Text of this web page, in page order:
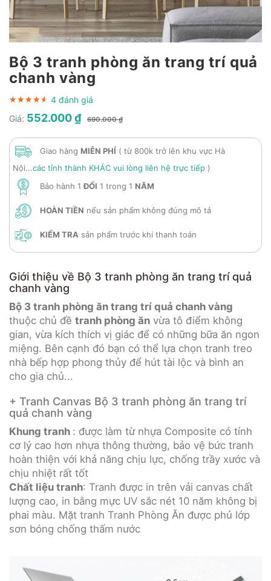
Bộ 3 tranh phòng ăn trang trí quả
chanh vàng
★★★★★
★★★★★
★★★★★ 4 đánh giá
Giá: 552.000 ₫ 690.000 ₫
Giao hàng MIỄN PHÍ ( từ 800k trở lên khu vực Hà
Nội...các tỉnh thành KHÁC vui lòng liên hệ trực tiếp )
Bảo hành 1ĐỔI 1 trong 1 NĂM
HOÀN TIỀN nếu sản phẩm không đúng mô tả
KIỂM TRA sản phẩm trước khi thanh toán
Giới thiệu về Bộ 3 tranh phòng ăn trang trí quả
chanh vàng
Bộ 3 tranh phòng ăn trang trí quả chanh vàng
thuộc chủ đề tranh phòng ăn vừa tô điểm không
gian, vừa kích thích vị giác để có những bữa ăn ngon
miệng. Bên cạnh đó bạn có thể lựa chọn tranh treo
nhà bếp hợp phong thủy để hút tài lộc và bình an
cho gia chủ...
+ Tranh Canvas Bộ 3 tranh phòng ăn trang trí
quả chanh vàng
Khung tranh : được làm từ nhựa Composite có tính
cơ lý cao hơn nhựa thông thường, bảo vệ bức tranh
hoàn thiện với khả năng chịu lực, chống trầy xước và
chịu nhiệt rất tốt
Chất liệu tranh: Tranh được in trên vải canvas chất
lượng cao, in bằng mực UV sắc nét 10 năm không bị
phai màu. Mặt tranh Tranh Phòng Ăn được phủ lớp
sơn bóng chống thấm nước